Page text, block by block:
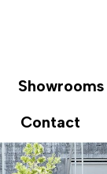
Showrooms
Contact